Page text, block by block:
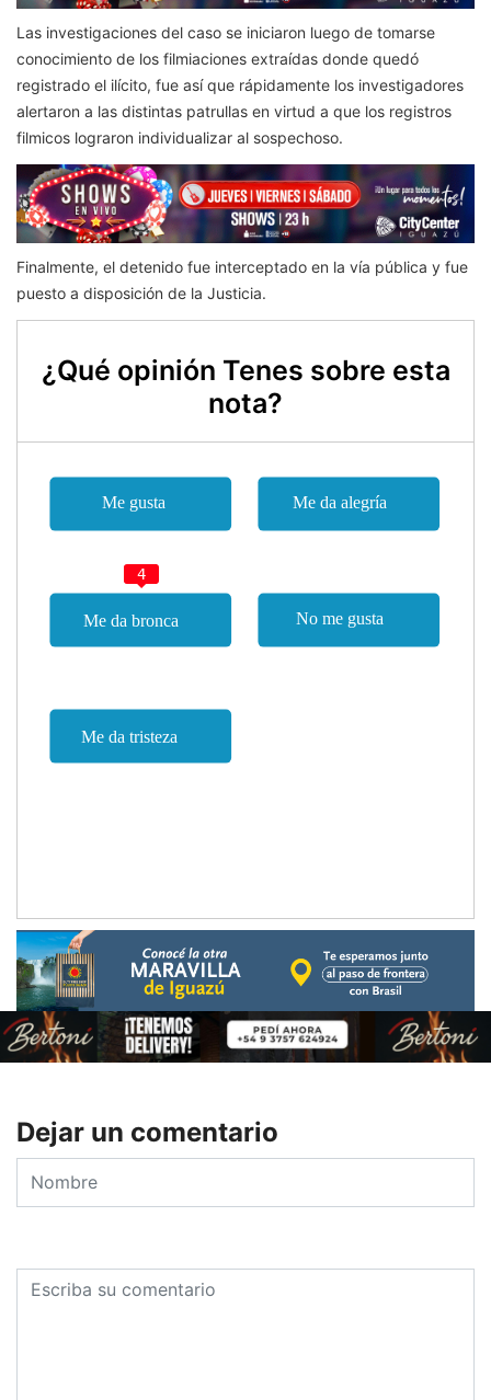
Las investigaciones del caso se iniciaron luego de tomarse
conocimiento de los filmiaciones extraídas donde quedó
registrado el ilícito, fue así que rápidamente los investigadores
alertaron a las distintas patrullas en virtud a que los registros
filmicos lograron individualizar al sospechoso.
Finalmente, el detenido fue interceptado en la vía pública y fue
puesto a disposición de la Justicia.
¿Qué opinión Tenes sobre esta
nota?
4
Dejar un comentario